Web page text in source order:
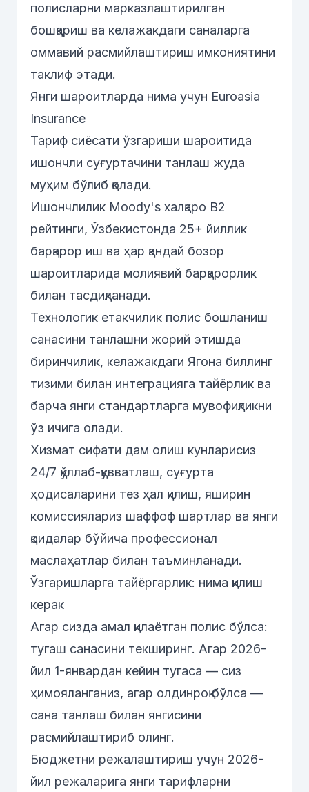
полисларни марказлаштирилган
бошқариш ва келажакдаги саналарга
оммавий расмийлаштириш имкониятини
таклиф этади.
Янги шароитларда нима учун Euroasia
Insurance
Тариф сиёсати ўзгариши шароитида
ишончли суғуртачини танлаш жуда
муҳим бўлиб қолади.
Ишончлилик Moody's халқаро B2
рейтинги, Ўзбекистонда 25+ йиллик
барқарор иш ва ҳар қандай бозор
шароитларида молиявий барқарорлик
билан тасдиқланади.
Технологик етакчилик полис бошланиш
санасини танлашни жорий этишда
биринчилик, келажакдаги Ягона биллинг
тизими билан интеграцияга тайёрлик ва
барча янги стандартларга мувофиқликни
ўз ичига олади.
Хизмат сифати дам олиш кунларисиз
24/7 қўллаб-қувватлаш, суғурта
ҳодисаларини тез ҳал қилиш, яширин
комиссиялариз шаффоф шартлар ва янги
қоидалар бўйича профессионал
маслаҳатлар билан таъминланади.
Ўзгаришларга тайёргарлик: нима қилиш
керак
Агар сизда амал қилаётган полис бўлса:
тугаш санасини текширинг. Агар 2026-
йил 1-январдан кейин тугаса — сиз
ҳимояланганиз, агар олдинроқ бўлса —
сана танлаш билан янгисини
расмийлаштириб олинг.
Бюджетни режалаштириш учун 2026-
йил режаларига янги тарифларни